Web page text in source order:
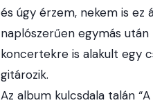
és úgy érzem, nekem is ez
naplószerűen egymás
koncertekre is alakult egy
gitározik.
Az album kulcsdala talán